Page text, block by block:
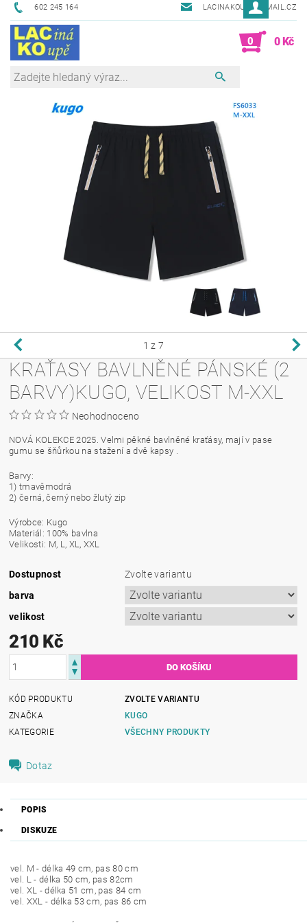
602 245 164 LACINAKOUPE@EMAIL.CZ
0 0 Kč
1 z 7
KRAŤASY BAVLNĚNÉ PÁNSKÉ (2
BARVY)KUGO, VELIKOST M-XXL
Neohodnoceno
NOVÁ KOLEKCE 2025. Velmi pěkné bavlněné kraťásy, mají v pase
gumu se šňůrkou na stažení a dvě kapsy .
Barvy:
1) tmavěmodrá
2) černá, černý nebo žlutý zip
Výrobce: Kugo
Materiál: 100% bavlna
Velikosti: M, L, XL, XXL
Dostupnost
Zvolte variantu
barva
velikost
210 Kč
KÓD PRODUKTU
ZVOLTE VARIANTU
ZNAČKA
KUGO
KATEGORIE
VŠECHNY PRODUKTY
Dotaz
POPIS
DISKUZE
vel. M - délka 49 cm, pas 80 cm
vel. L - délka 50 cm, pas 82cm
vel. XL - délka 51 cm, pas 84 cm
vel. XXL - délka 53 cm, pas 86 cm